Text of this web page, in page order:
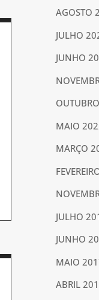
AGOSTO
JULHO
JUNHO
MAIO
MARÇO
JULHO
JUNHO
MAIO
ABRIL